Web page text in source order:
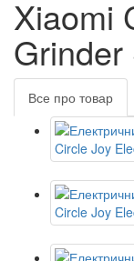
Xiaomi
Все про товар